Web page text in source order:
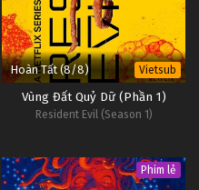
Hoàn Tất (8/8) Vietsub
Vùng Đất Quỷ Dữ (Phần 1)
Resident Evil (Season 1)
Phim lẻ